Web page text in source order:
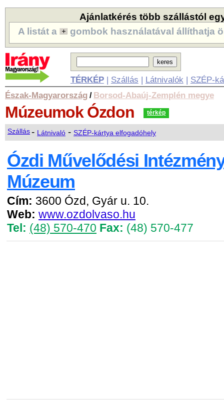
Ajánlatkérés több szállástól
A listát a
gombok használatával állíthatja
TÉRKÉP| Szállás | Látnivalók | SZÉP-
Észak-Magyarország / Borsod-Abaúj-Zemplén megye
Múzeumok Ózdon térkép
Szállás- Látnivaló - SZÉP-kártya elfogadóhely
Ózdi Művelődési
Múzeum
Cím: 3600 Ózd, Gyár u. 10.
Web: www.ozdolvaso.hu
Tel: (48) 570-470 Fax: (48) 570-477